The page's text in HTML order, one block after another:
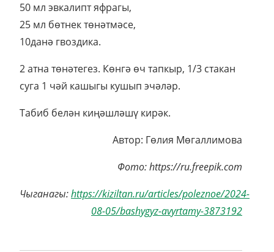
50 мл эвкалипт яфрагы,
25 мл бөтнек төнәтмәсе,
10данә гвоздика.
2 атна төнәтегез. Көнгә өч тапкыр, 1/3 стакан
суга 1 чәй кашыгы кушып эчәләр.
Табиб белән киңәшләшү кирәк.
Автор: Гөлия Мөгаллимова
Фото: https://ru.freepik.com
Чыганагы:https://kiziltan.ru/articles/poleznoe/2024-
08-05/bashygyz-avyrtamy-3873192